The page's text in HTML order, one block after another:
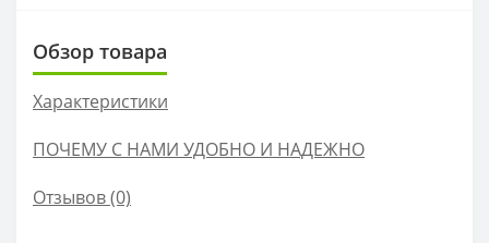
Обзор товара
Характеристики
ПОЧЕМУ С НАМИ УДОБНО И НАДЕЖНО
Отзывов (0)